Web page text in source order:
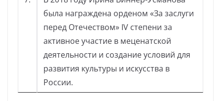
была награждена орденом «За заслуги
перед Отечеством» IV степени за
активное участие в меценатской
деятельности и создание условий для
развития культуры и искусства в
России.